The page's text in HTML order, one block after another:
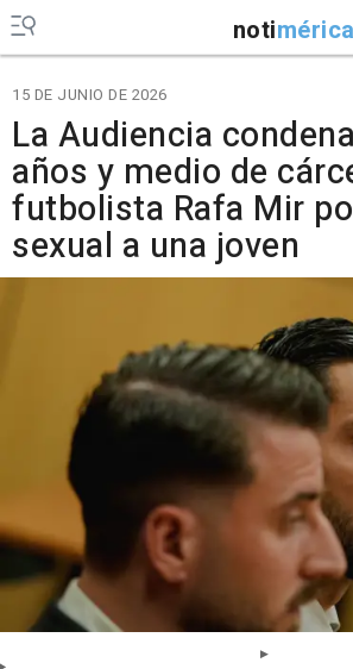
notimérica
15 DE JUNIO DE 2026
La Audiencia
años y medio de
futbolista Rafa Mir
sexual a una joven